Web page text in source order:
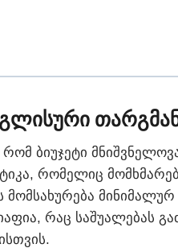
რომ ბიუჯეტი
რომელიც
მომსახურება
რაც საშუალებას